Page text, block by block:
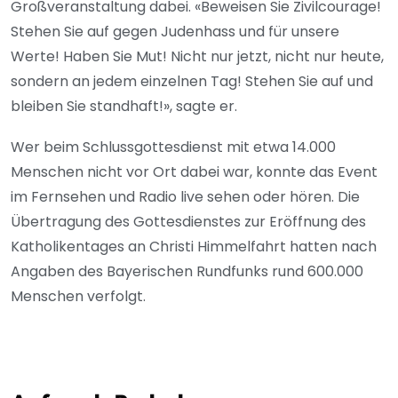
Großveranstaltung dabei. «Beweisen Sie Zivilcourage!
Stehen Sie auf gegen Judenhass und für unsere
Werte! Haben Sie Mut! Nicht nur jetzt, nicht nur heute,
sondern an jedem einzelnen Tag! Stehen Sie auf und
bleiben Sie standhaft!», sagte er.
Wer beim Schlussgottesdienst mit etwa 14.000
Menschen nicht vor Ort dabei war, konnte das Event
im Fernsehen und Radio live sehen oder hören. Die
Übertragung des Gottesdienstes zur Eröffnung des
Katholikentages an Christi Himmelfahrt hatten nach
Angaben des Bayerischen Rundfunks rund 600.000
Menschen verfolgt.